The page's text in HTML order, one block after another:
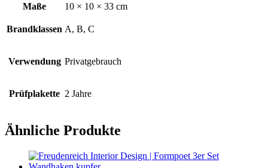
Maße
10 × 10 × 33 cm
Brandklassen A, B, C
Verwendung Privatgebrauch
Prüfplakette 2 Jahre
Ähnliche Produkte